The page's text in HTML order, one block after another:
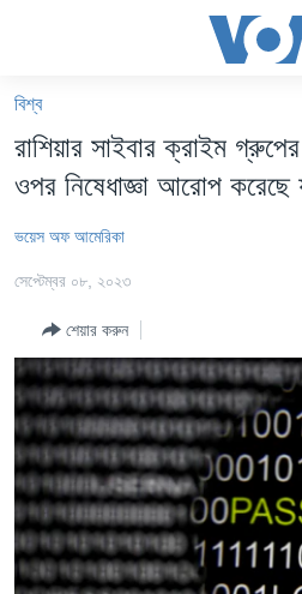
কনটেন্টে
যান।
প্রধান
যান
যান
বাংলাদেশ
ভারত
দক্ষিণ-এশিয়া
সম্পাদকীয়
টেলিভিশন
ভিডিও
Learning English
বিশ্ব
রাশিয়ার সাইবার ক্রাইম
ওপর নিষেধাজ্ঞা আরোপ করেছে
ভয়েস অফ আমেরিকা
সেপ্টেম্বর ০৮, ২০২৩
শেয়ার করুন